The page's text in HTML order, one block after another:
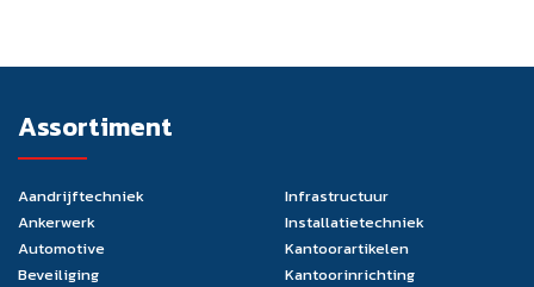
Assortiment
Aandrijftechniek
Ankerwerk
Automotive
Beveiliging
Infrastructuur
Installatietechniek
Kantoorartikelen
Kantoorinrichting